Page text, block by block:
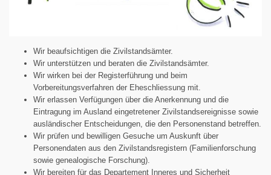
Wir beaufsichtigen die Zivilstandsämter.
Wir unterstützen und beraten die Zivilstandsämter.
Wir wirken bei der Registerführung und beim
Vorbereitungsverfahren der Eheschliessung mit.
Wir erlassen Verfügungen über die Anerkennung und die
Eintragung im Ausland eingetretener Zivilstandsereignisse sowie
ausländischer Entscheidungen, die den Personenstand betreffen.
Wir prüfen und bewilligen Gesuche um Auskunft über
Personendaten aus den Zivilstandsregistern (Familienforschung
sowie genealogische Forschung).
Wir bereiten für das Departement Inneres und Sicherheit